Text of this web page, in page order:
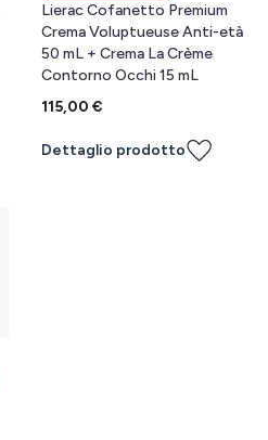
Lierac Cofanetto Premium
Crema Voluptueuse Anti-età
50 mL + Crema La Crème
Contorno Occhi 15 mL
115,00 €
Dettaglio prodotto